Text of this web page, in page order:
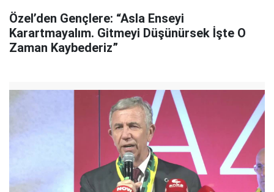
Özel’den Gençlere: “Asla Enseyi
Karartmayalım. Gitmeyi Düşünürsek İşte O
Zaman Kaybederiz”